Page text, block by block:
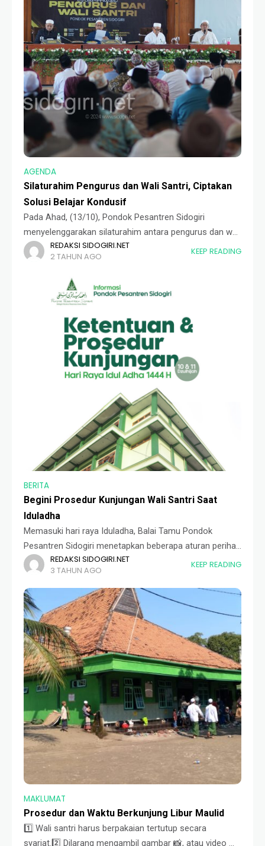
AGENDA
Silaturahim Pengurus dan Wali Santri, Ciptakan
Solusi Belajar Kondusif
Pada Ahad, (13/10), Pondok Pesantren Sidogiri
menyelenggarakan silaturahim antara pengurus dan wali
santri (SPWS). Silaturahim kali ini, bersama wali santri
dari wilayah Sidoarjo, Jombang, dan Mojokerto. Acara
berlangsung di Sidogiri
REDAKSI SIDOGIRI.NET
2 TAHUN AGO
KEEP READING
BERITA
Begini Prosedur Kunjungan Wali Santri Saat
Iduladha
Memasuki hari raya Iduladha, Balai Tamu Pondok
Pesantren Sidogiri menetapkan beberapa aturan perihal
kunjungan wali santri. Para wali santri yang bermaksud
mengunjungi putranya diarahkan untuk mendaftarkan
diri pada petugas di
REDAKSI SIDOGIRI.NET
3 TAHUN AGO
KEEP READING
MAKLUMAT
Prosedur dan Waktu Berkunjung Libur Maulid
1️⃣ Wali santri harus berpakaian tertutup secara
syariat.2️⃣ Dilarang mengambil gambar 📸, atau video 🎥